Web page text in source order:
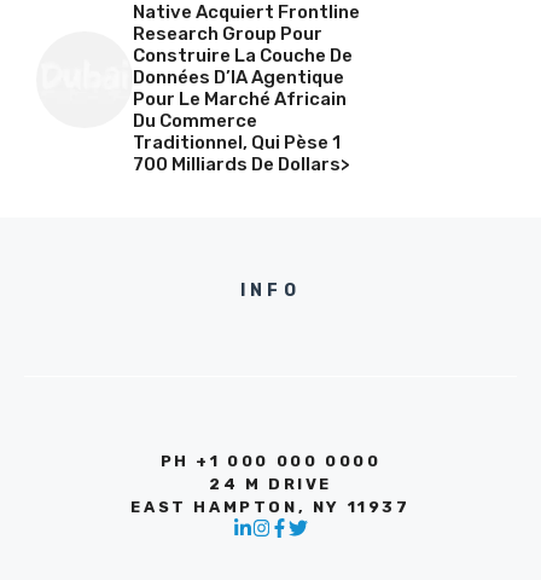
Native Acquiert Frontline
Research Group Pour
Construire La Couche De
Données D’IA Agentique
Pour Le Marché Africain
Du Commerce
Traditionnel, Qui Pèse 1
700 Milliards De Dollars>
INFO
PH +1 000 000 0000
24 M DRIVE
EAST HAMPTON, NY 11937